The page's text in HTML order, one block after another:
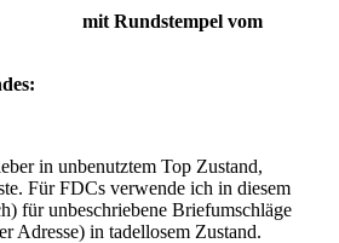
vom
in unbenutztem Top Zustand,
Für FDCs verwende ich in diesem
für unbeschriebene Briefumschläge
Adresse) in tadellosem Zustand.